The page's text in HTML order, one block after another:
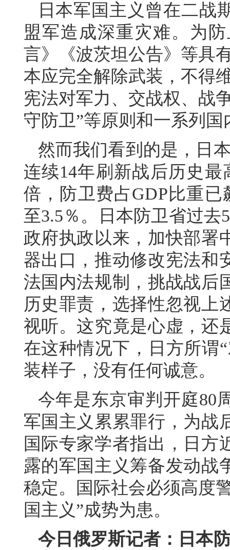
日本军国主义曾在二战
盟军造成深重灾难。为
言》《波茨坦公告》等具
本应完全解除武装，不得
宪法对军力、交战权、战
守防卫”等原则和一系列国
然而我们看到的是，日
连续14年刷新战后历史
倍，防卫费占GDP比重
至3.5％。日本防卫省过
政府执政以来，加快部署
器出口，推动修改宪法和
法国内法规制，挑战战后
历史罪责，选择性忽视上
视听。这究竟是心虚，还
在这种情况下，日方所谓
装样子，没有任何诚意。
今年是东京审判开庭80
军国主义累累罪行，为战
国际专家学者指出，日方
露的军国主义筹备发动战
稳定。国际社会必须高度
国主义”成势为患。
今日俄罗斯记者：日本